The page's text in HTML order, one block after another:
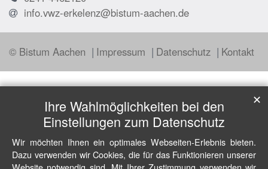
info.vwz-erkelenz@bistum-aachen.de
© Bistum Aachen Impressum Datenschutz Kontakt
Ihre Wahlmöglichkeiten bei den
Einstellungen zum Datenschutz
Wir möchten Ihnen ein optimales Webseiten-Erlebnis bieten.
Dazu verwenden wir Cookies, die für das Funktionieren unserer
✕